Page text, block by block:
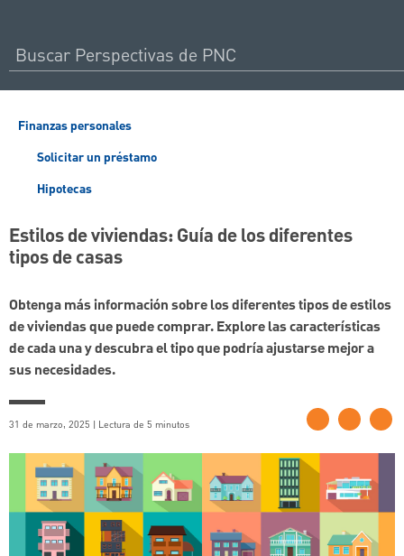
Finanzas personales
Solicitar un préstamo
Hipotecas
Estilos de viviendas: Guía de los diferentes
tipos de casas
Obtenga más información sobre los diferentes tipos de estilos
de viviendas que puede comprar. Explore las características
de cada una y descubra el tipo que podría ajustarse mejor a
sus necesidades.
31 de marzo, 2025 | Lectura de 5 minutos